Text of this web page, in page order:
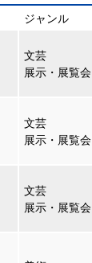
ジャンル
文芸
展示・展覧会
文芸
展示・展覧会
文芸
展示・展覧会